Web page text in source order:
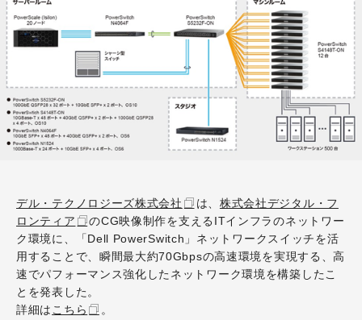
デル・テクノロジーズ株式会社 は、 株式会社デジタル・フ
ロンティア
のCG映像制作を支えるITインフラのネットワー
ク環境に、「Dell PowerSwitch」ネットワークスイッチを活
用することで、瞬間最大約70Gbpsの高速環境を実現する、高
速でパフォーマンス強化したネットワーク環境を構築したこ
とを発表した。
詳細は こちら 。